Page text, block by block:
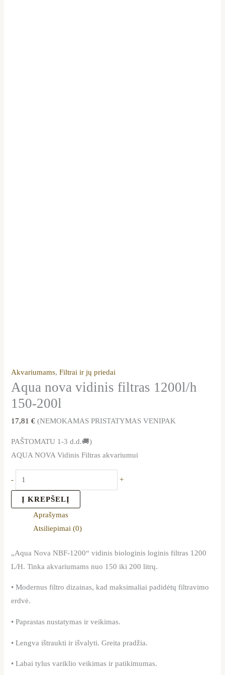
Akvariumams,Filtrai ir jų priedai
Aqua nova vidinis filtras 1200l/h
150-200l
17,81€ (NEMOKAMAS PRISTATYMAS VENIPAK
PAŠTOMATU 1-3 d.d.🚚)
AQUA NOVA Vidinis Filtras akvariumui
- +
Į KREPŠELĮ
Aprašymas
Atsiliepimai (0)
„Aqua Nova NBF-1200“ vidinis biologinis loginis filtras 1200
L/H. Tinka akvariumams nuo 150 iki 200 litrų.
• Modernus filtro dizainas, kad maksimaliai padidėtų filtravimo
erdvė.
• Paprastas nustatymas ir veikimas.
• Lengva ištraukti ir išvalyti. Greita pradžia.
• Labai tylus variklio veikimas ir patikimumas.